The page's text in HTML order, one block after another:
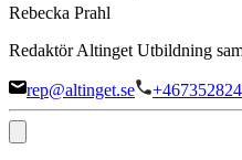
Rebecka Prahl
Redaktör Altinget Utbildning
rep@altinget.se